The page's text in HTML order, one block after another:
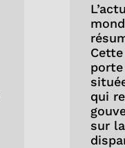
qui
sur